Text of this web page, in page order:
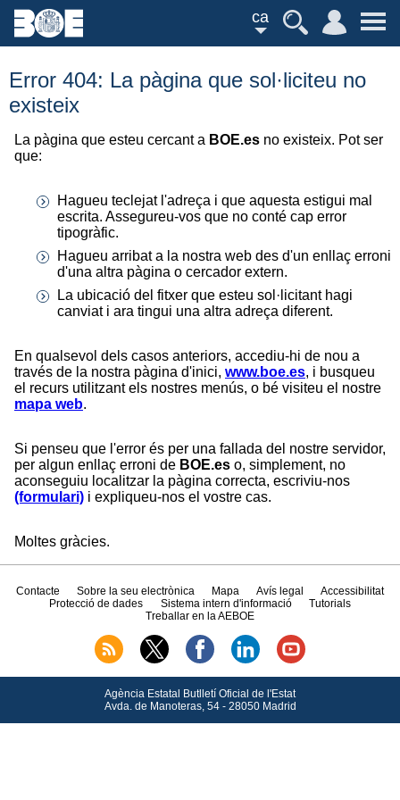
ca
Error 404: La pàgina que sol·liciteu no
existeix
La pàgina que esteu cercant a BOE.es no existeix. Pot ser
que:
Hagueu teclejat l'adreça i que aquesta estigui mal
escrita. Assegureu-vos que no conté cap error
tipogràfic.
Hagueu arribat a la nostra web des d'un enllaç erroni
d'una altra pàgina o cercador extern.
La ubicació del fitxer que esteu sol·licitant hagi
canviat i ara tingui una altra adreça diferent.
En qualsevol dels casos anteriors, accediu-hi de nou a
través de la nostra pàgina d'inici, www.boe.es, i busqueu
el recurs utilitzant els nostres menús, o bé visiteu el nostre
mapa web.
Si penseu que l'error és per una fallada del nostre servidor,
per algun enllaç erroni de BOE.es o, simplement, no
aconseguiu localitzar la pàgina correcta, escriviu-nos
(formulari) i expliqueu-nos el vostre cas.
Moltes gràcies.
Contacte Sobre la seu electrònica Mapa Avís legal
Accessibilitat
Protecció de dades
Sistema intern d'informació
Tutorials
Treballar en la AEBOE
Agència Estatal Butlletí Oficial de l'Estat
Avda.de Manoteras, 54 - 28050 Madrid